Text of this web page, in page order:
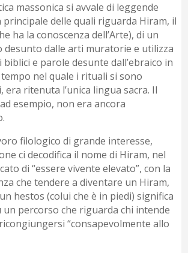
massonica si avvale di leggende
delle quali riguarda Hiram, il
ha la conoscenza dell’Arte), di un
desunto dalle arti muratorie e utilizza
e parole desunte dall’ebraico in
nel quale i rituali si sono
ritenuta l’unica lingua sacra. Il
esempio, non era ancora
filologico di grande interesse,
ci decodifica il nome di Hiram, nel
di “essere vivente elevato”, con la
che tendere a diventare un Hiram,
hestos (colui che è in piedi) significa
un percorso che riguarda chi intende
“consapevolmente allo